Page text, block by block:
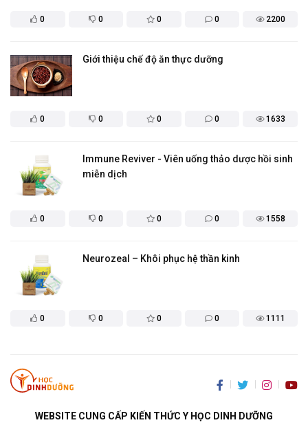
0 0 0 0 2200
0 0 0 0 1633
Giới thiệu chế độ ăn thực dưỡng
0 0 0 0 1558
Immune Reviver - Viên uống thảo dược hồi sinh
miễn dịch
0 0 0 0 1111
Neurozeal – Khôi phục hệ thần kinh
WEBSITE CUNG CẤP KIẾN THỨC Y HỌC DINH DƯỠNG